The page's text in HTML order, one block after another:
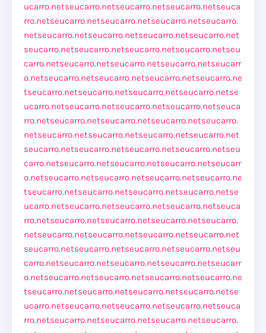
ucarro.netseucarro.netseucarro.netseucarro.netseuca
rro.netseucarro.netseucarro.netseucarro.netseucarro.
netseucarro.netseucarro.netseucarro.netseucarro.net
seucarro.netseucarro.netseucarro.netseucarro.netseu
carro.netseucarro.netseucarro.netseucarro.netseucarr
o.netseucarro.netseucarro.netseucarro.netseucarro.ne
tseucarro.netseucarro.netseucarro.netseucarro.netse
ucarro.netseucarro.netseucarro.netseucarro.netseuca
rro.netseucarro.netseucarro.netseucarro.netseucarro.
netseucarro.netseucarro.netseucarro.netseucarro.net
seucarro.netseucarro.netseucarro.netseucarro.netseu
carro.netseucarro.netseucarro.netseucarro.netseucarr
o.netseucarro.netseucarro.netseucarro.netseucarro.ne
tseucarro.netseucarro.netseucarro.netseucarro.netse
ucarro.netseucarro.netseucarro.netseucarro.netseuca
rro.netseucarro.netseucarro.netseucarro.netseucarro.
netseucarro.netseucarro.netseucarro.netseucarro.net
seucarro.netseucarro.netseucarro.netseucarro.netseu
carro.netseucarro.netseucarro.netseucarro.netseucarr
o.netseucarro.netseucarro.netseucarro.netseucarro.ne
tseucarro.netseucarro.netseucarro.netseucarro.netse
ucarro.netseucarro.netseucarro.netseucarro.netseuca
rro.netseucarro.netseucarro.netseucarro.netseucarro.